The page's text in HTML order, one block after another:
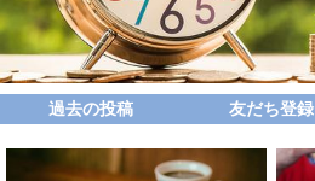
過去の投稿 友だち登録